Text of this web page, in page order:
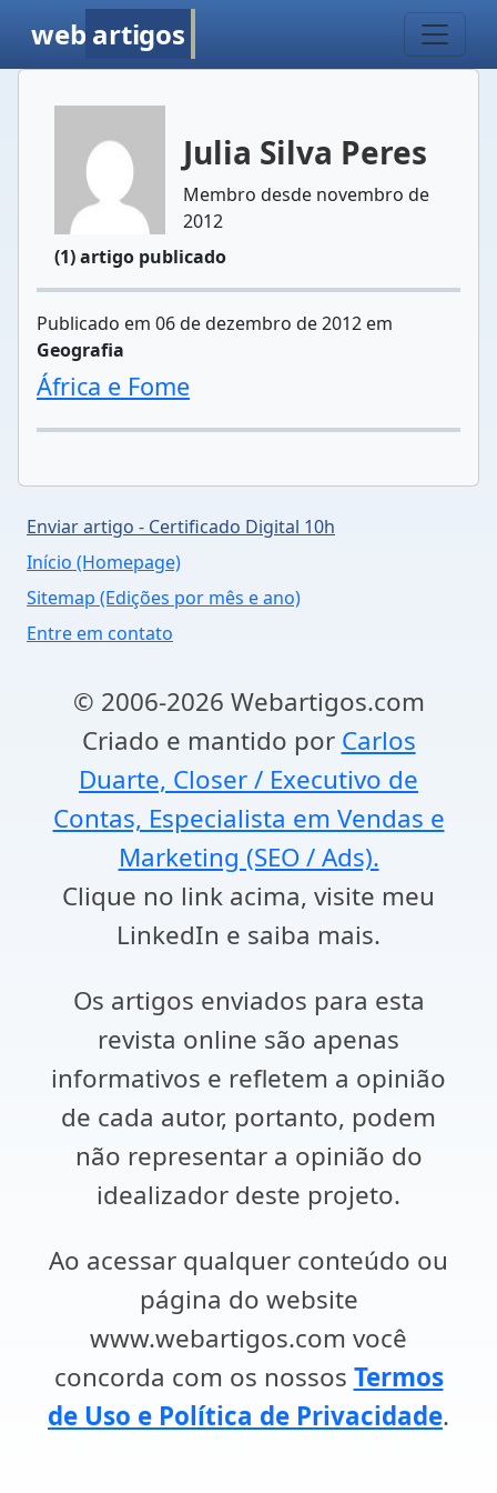
web artigos
Julia Silva Peres
Membro desde novembro de
2012
(1) artigo publicado
Publicado em 06 de dezembro de 2012 em
Geografia
África e Fome
Enviar artigo - Certificado Digital 10h
Início (Homepage)
Sitemap (Edições por mês e ano)
Entre em contato
© 2006-2026 Webartigos.com
Criado e mantido por Carlos
Duarte, Closer / Executivo de
Contas, Especialista em Vendas e
Marketing (SEO / Ads).
Clique no link acima, visite meu
LinkedIn e saiba mais.
Os artigos enviados para esta
revista online são apenas
informativos e refletem a opinião
de cada autor, portanto, podem
não representar a opinião do
idealizador deste projeto.
Ao acessar qualquer conteúdo ou
página do website
www.webartigos.com você
concorda com os nossos Termos
de Uso e Política de Privacidade.